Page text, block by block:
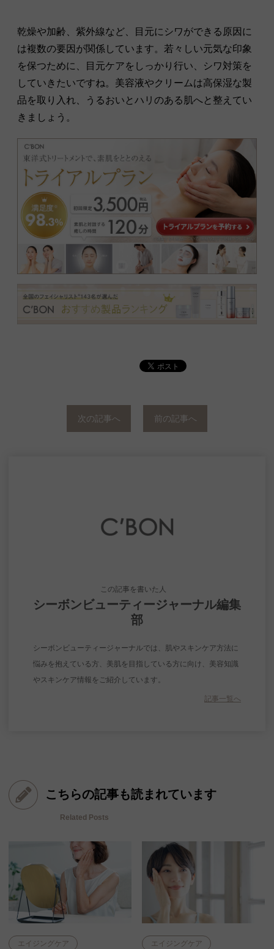
乾燥や加齢、紫外線など、目元にシワができる原因に
は複数の要因が関係しています。若々しい元気な印象
を保つために、目元ケアをしっかり行い、シワ対策を
していきたいですね。美容液やクリームは高保湿な製
品を取り入れ、うるおいとハリのある肌へと整えてい
きましょう。
次の記事へ 前の記事へ
この記事を書いた人
シーボンビューティージャーナル編集
部
シーボンビューティージャーナルでは、肌やスキンケア方法に
悩みを抱えている方、美肌を目指している方に向け、美容知識
やスキンケア情報をご紹介しています。
記事一覧へ
こちらの記事も読まれています
Related Posts
エイジングケア エイジングケア